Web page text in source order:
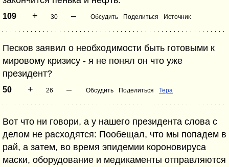
109 + 30 – Обсудить Поделиться Источник
Песков заявил о необходимости быть готовыми к
мировому кризису - я не понял он что уже
президент?
50 + 26 – Обсудить Поделиться Tepa
Вот что ни говори, а у нашего президента слова с
делом не расходятся: Пообещал, что мы попадем в
рай, а затем, во время эпидемии короновируса
маски, оборудование и медикаменты отправляются